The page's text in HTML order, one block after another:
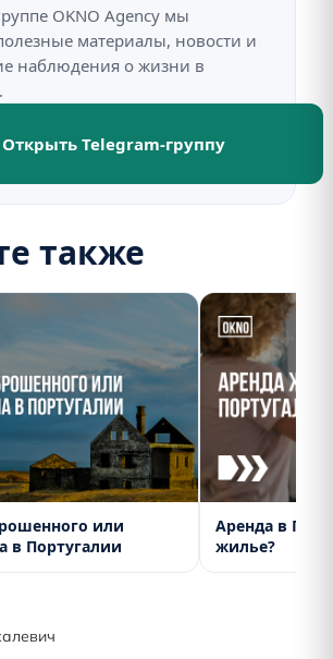
OKNO Agency мы
материалы, новости и
наблюдения о жизни в
Открыть Telegram-группу
также
или
в Португалии
Аренда в
жилье?